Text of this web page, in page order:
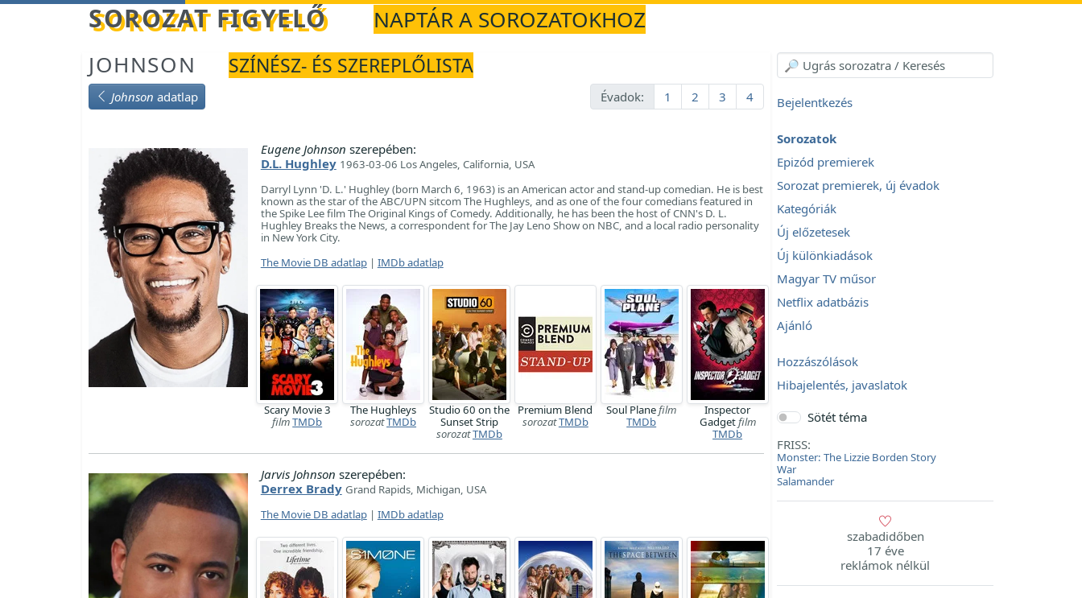
Betöltés... SOROZAT FIGYELŐ
NAPTÁR A SOROZATOKHOZ
JOHNSON
SZÍNÉSZ- ÉS SZEREPLŐLISTA
Johnson adatlap Évadok: 1 2 3 4
Eugene Johnson szerepében:
D.L. Hughley 1963-03-06 Los Angeles, California, USA
Darryl Lynn 'D. L.' Hughley (born March 6, 1963) is an American actor and stand-up comedian. He is best
known as the star of the ABC/UPN sitcom The Hughleys, and as one of the four comedians featured in
the Spike Lee film The Original Kings of Comedy. Additionally, he has been the host of CNN's D. L.
Hughley Breaks the News, a correspondent for The Jay Leno Show on NBC, and a local radio personality
in New York City.
The Movie DB adatlap| IMDb adatlap
Scary Movie 3
filmTMDb
The Hughleys
sorozatTMDb
Studio 60 on the
Sunset Strip
sorozatTMDb
Premium Blend
sorozatTMDb
Soul Planefilm
TMDb
Inspector
Gadgetfilm
TMDb
Jarvis Johnson szerepében:
Derrex Brady Grand Rapids, Michigan, USA
The Movie DB adatlap| IMDb adatlap
Bejelentkezés
Sorozatok
Epizód premierek
Sorozat premierek, új évadok
Kategóriák
Új előzetesek
Új különkiadások
Magyar TV műsor
Netflix adatbázis
Ajánló
Hozzászólások
Hibajelentés, javaslatok
Sötét téma
FRISS:
Monster: The Lizzie Borden Story
War
Salamander
szabadidőben
17 éve
reklámok nélkül